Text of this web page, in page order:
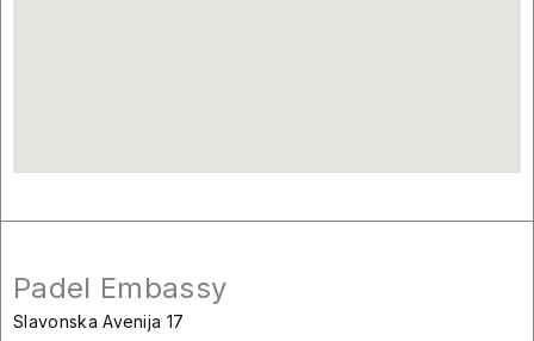
Padel Embassy
Slavonska Avenija 17